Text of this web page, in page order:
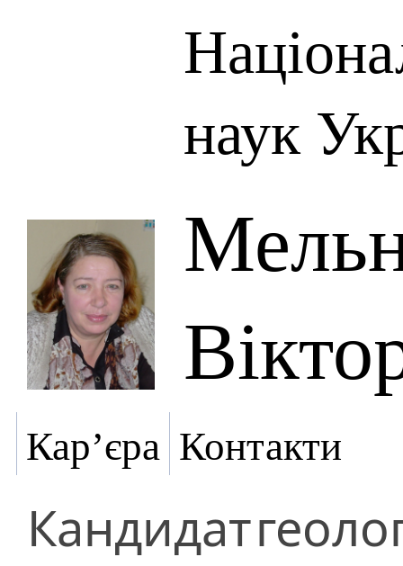
наук
Кар’єра Контакти
Кандидат